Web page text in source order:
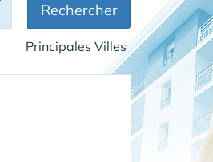
Rechercher
Principales Villes